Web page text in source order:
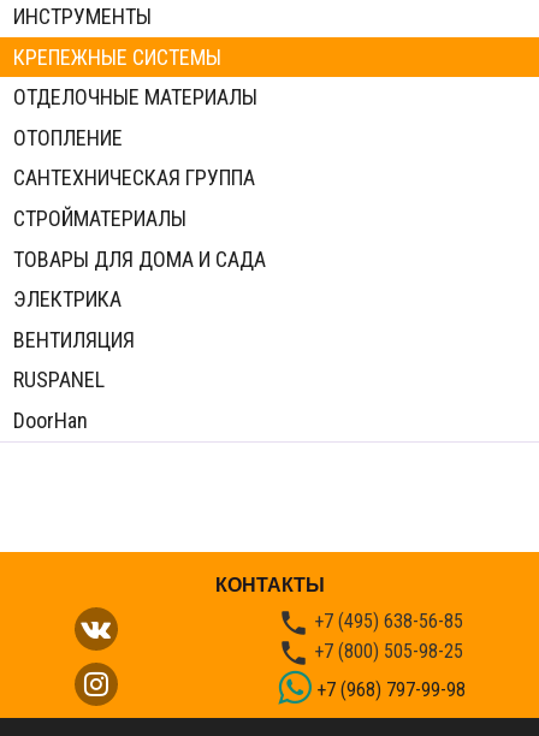
ИНСТРУМЕНТЫ
КРЕПЕЖНЫЕ СИСТЕМЫ
ОТДЕЛОЧНЫЕ МАТЕРИАЛЫ
ОТОПЛЕНИЕ
САНТЕХНИЧЕСКАЯ ГРУППА
СТРОЙМАТЕРИАЛЫ
ТОВАРЫ ДЛЯ ДОМА И САДА
ЭЛЕКТРИКА
ВЕНТИЛЯЦИЯ
RUSPANEL
DoorHan
КОНТАКТЫ
 +7 (495) 638-56-85
 +7 (800) 505-98-25
+7 (968) 797-99-98